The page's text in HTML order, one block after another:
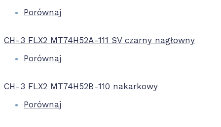
Porównaj
CH-3 FLX2 MT74H52A-111 SV czarny nagłowny
Porównaj
CH-3 FLX2 MT74H52B-110 nakarkowy
Porównaj